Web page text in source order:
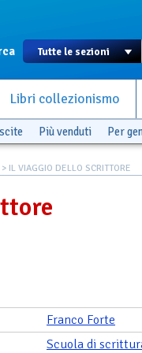
Libri collezionismo
Più venduti Per
> IL VIAGGIO DELLO SCRITTORE
Franco Forte
Scuola di